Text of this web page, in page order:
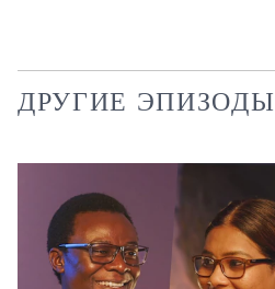
ДРУГИЕ ЭПИЗОДЫ